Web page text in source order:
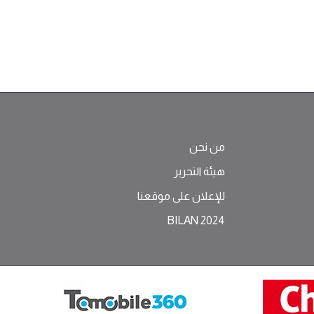
من نحن
هيئة التحرير
للإعلان على موقعنا
BILAN 2024